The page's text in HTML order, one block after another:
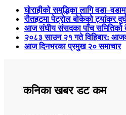
घोराहीको समृद्धिका लागि
रौतहटमा पेट्रोल बोकेको ट्यांकर
आज संघीय संसदका पाँच समितिको
२०८३ साउन २१ गते विहिबार:
आज दिनभरका प्रमुख २० समाचार
कनिका खबर डट कम